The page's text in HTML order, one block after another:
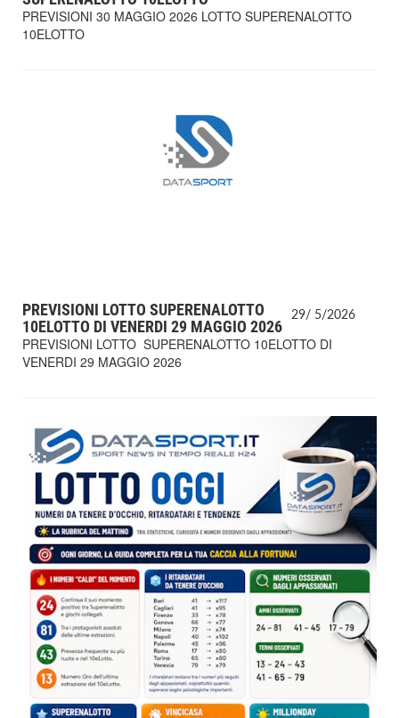
PREVISIONI 30 MAGGIO 2026 LOTTO SUPERENALOTTO
10ELOTTO
29/ 5/2026
PREVISIONI LOTTO SUPERENALOTTO
10ELOTTO DI VENERDI 29 MAGGIO 2026
PREVISIONI LOTTO SUPERENALOTTO 10ELOTTO DI
VENERDI 29 MAGGIO 2026